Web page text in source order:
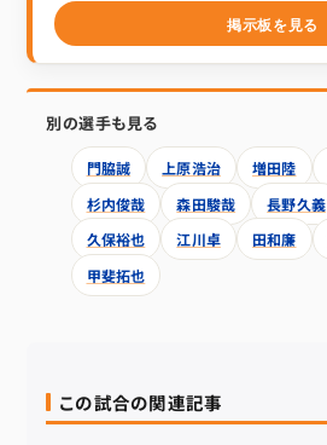
掲示板を見る
別の選手も見る
門脇誠 上原浩治 増田陸
杉内俊哉
森田駿哉 長野久義
久保裕也
江川卓 田和廉
甲斐拓也
この試合の関連記事